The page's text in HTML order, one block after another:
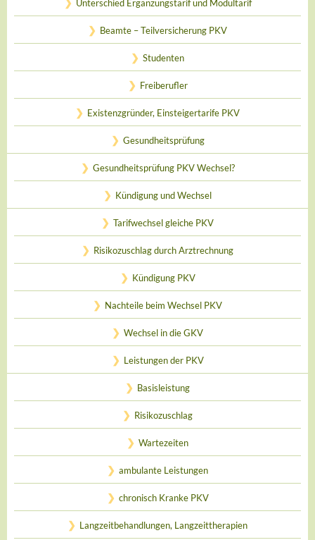
Unterschied Ergänzungstarif und Modultarif
Beamte – Teilversicherung PKV
Studenten
Freiberufler
Existenzgründer, Einsteigertarife PKV
Gesundheitsprüfung
Gesundheitsprüfung PKV Wechsel?
Kündigung und Wechsel
Tarifwechsel gleiche PKV
Risikozuschlag durch Arztrechnung
Kündigung PKV
Nachteile beim Wechsel PKV
Wechsel in die GKV
Leistungen der PKV
Basisleistung
Risikozuschlag
Wartezeiten
ambulante Leistungen
chronisch Kranke PKV
Langzeitbehandlungen, Langzeittherapien